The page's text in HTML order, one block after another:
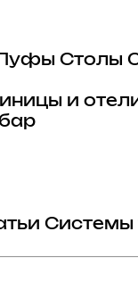
Пуфы Столы
и